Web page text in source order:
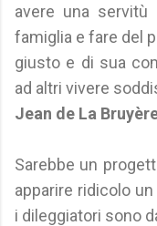
avere una
famiglia e fare del
giusto e di sua
ad altri vivere
Jean de La
Sarebbe un
apparire ridicolo
i dileggiatori sono